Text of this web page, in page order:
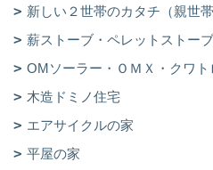
新しい２世帯のカタチ（親世
薪ストーブ・ペレットストー
OMソーラー・ＯＭＸ・クワ
木造ドミノ住宅
エアサイクルの家
平屋の家